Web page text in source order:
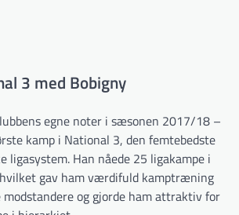
3 med Bobigny
egne noter i sæsonen 2017/18 –
kamp i National 3, den femtebedste
ligasystem. Han nåede 25 ligakampe i
gav ham værdifuld kamptræning
og gjorde ham attraktiv for